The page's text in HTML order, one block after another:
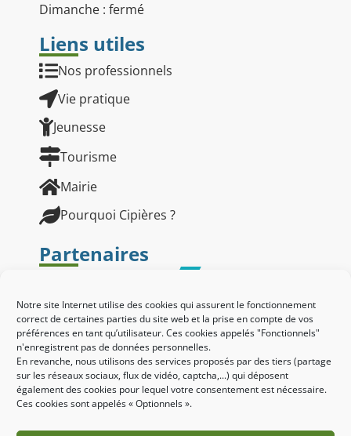
Notre site Internet utilise des cookies qui assurent le fonctionnement
correct de certaines parties du site web et la prise en compte de vos
préférences en tant qu’utilisateur. Ces cookies appelés "Fonctionnels"
n'enregistrent pas de données personnelles.
En revanche, nous utilisons des services proposés par des tiers (partage
sur les réseaux sociaux, flux de vidéo, captcha,...) qui déposent
également des cookies pour lequel votre consentement est nécessaire.
Ces cookies sont appelés « Optionnels ».
Dimanche : fermé
Liens utiles
Nos professionnels
Vie pratique
Jeunesse
Tourisme
Mairie
Pourquoi Cipières ?
Partenaires